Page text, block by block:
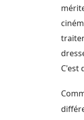
C'est